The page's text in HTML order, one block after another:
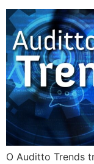
O Auditto Trends